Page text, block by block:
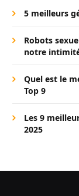
5 meilleurs
Robots
notre
Quel est le
Top 9
Les 9
2025